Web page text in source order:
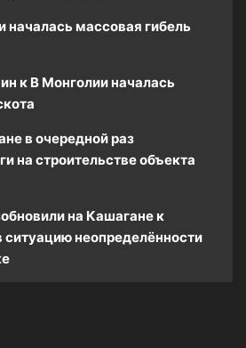
началась массовая гибель
к В Монголии началась
в очередной раз
на строительстве объекта
на Кашагане к
ситуацию неопределённости